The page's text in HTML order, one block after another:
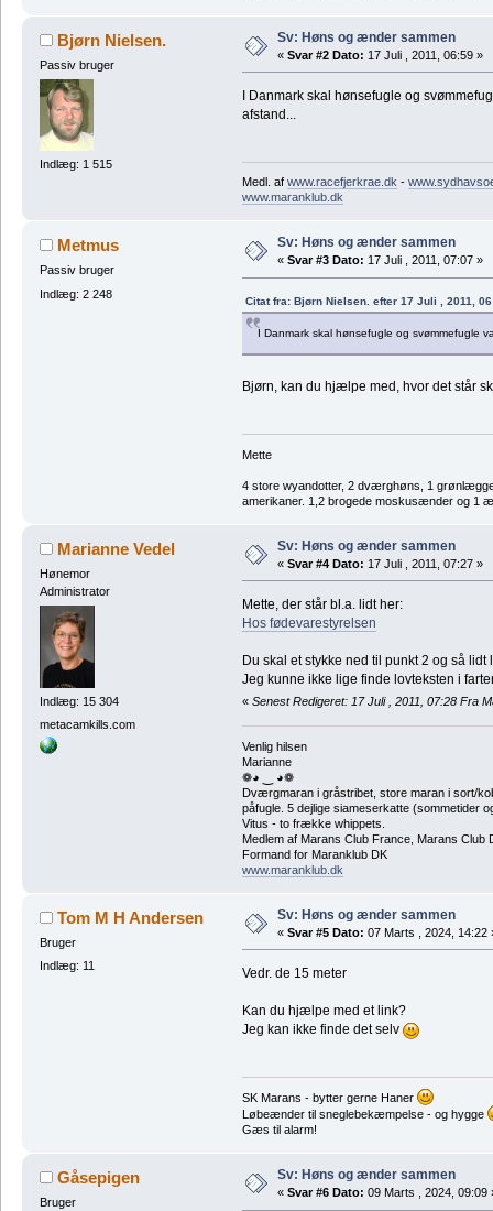
Bjørn Nielsen.
Passiv bruger
Indlæg: 1 515
Sv: Høns og ænder sammen
« Svar #2 Dato: 17 Juli , 2011, 06:59 »
I Danmark skal hønsefugle og
afstand...
Medl. af www.racefjerkrae.dk -
www.maranklub.dk
Metmus
Passiv bruger
Indlæg: 2 248
Sv: Høns og ænder sammen
« Svar #3 Dato: 17 Juli , 2011, 07:07 »
Citat fra: Bjørn Nielsen. efter 17 Juli , 2011,
I Danmark skal hønsefugle og svømmefugle
Bjørn, kan du hjælpe med, hvor det står
Mette
4 store wyandotter, 2 dværghøns, 1
amerikaner. 1,2 brogede moskusænder og 1
Marianne Vedel
Hønemor
Administrator
Indlæg: 15 304
metacamkills.com
Sv: Høns og ænder sammen
« Svar #4 Dato: 17 Juli , 2011, 07:27 »
Mette, der står bl.a. lidt her:
Hos fødevarestyrelsen
Du skal et stykke ned til punkt 2 og så
Jeg kunne ikke lige finde lovteksten i
« Senest Redigeret: 17 Juli , 2011, 07:28 Fra
Venlig hilsen
Marianne
❁◕ ‿ ◕❁
Dværgmaran i gråstribet, store maran i sort/
påfugle. 5 dejlige siameserkatte (sommetider
Vitus - to frække whippets.
Medlem af Marans Club France, Marans
Formand for Maranklub DK
www.maranklub.dk
Tom M H Andersen
Bruger
Indlæg: 11
Sv: Høns og ænder sammen
« Svar #5 Dato: 07 Marts , 2024, 14:22
Vedr. de 15 meter
Kan du hjælpe med et link?
Jeg kan ikke finde det selv
SK Marans - bytter gerne Haner
Løbeænder til sneglebekæmpelse - og hygge
Gæs til alarm!
Gåsepigen
Bruger
Sv: Høns og ænder sammen
« Svar #6 Dato: 09 Marts , 2024, 09:09